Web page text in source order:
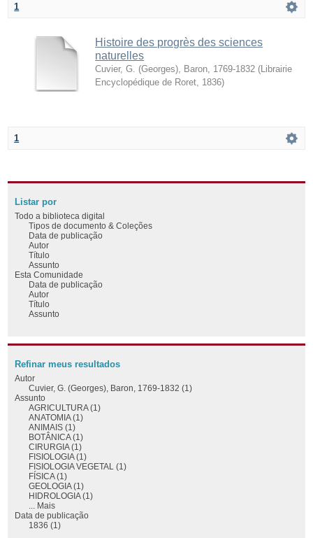
1
Histoire des progrès des sciences
naturelles
Cuvier, G. (Georges), Baron, 1769-1832 ( Librairie
Encyclopédique de Roret 1836)
1
Listar por
Todo a biblioteca digital
Tipos de documento & Coleções
Data de publicação
Autor
Título
Assunto
Esta Comunidade
Data de publicação
Autor
Título
Assunto
Refinar meus resultados
Autor
Cuvier, G. (Georges), Baron, 1769-1832 (1)
Assunto
AGRICULTURA (1)
ANATOMIA (1)
ANIMAIS (1)
BOTÂNICA (1)
CIRURGIA (1)
FISIOLOGIA (1)
FISIOLOGIA VEGETAL (1)
FÍSICA (1)
GEOLOGIA (1)
HIDROLOGIA (1)
... Mais
Data de publicação
1836 (1)